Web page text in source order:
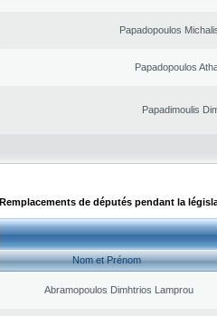
Papadopoulos
Papadopoulos
Papadimoulis
Remplacements de députés pendant la
Nom et Prénom
Abramopoulos Dimhtrios Lamprou